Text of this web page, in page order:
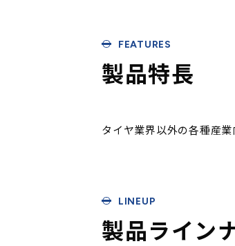
FEATURES
製品特長
タイヤ業界以外の各種産業
LINEUP
製品ライン